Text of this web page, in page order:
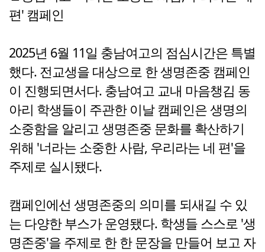
편' 캠페인
2025년 6월 11일 충남여고의 점심시간은 특별
했다. 전교생을 대상으로 한 생명존중 캠페인
이 진행되면서다. 충남여고 교내 마음챙김 동
아리 학생들이 주관한 이날 캠페인은 생명의
소중함을 알리고 생명존중 문화를 확산하기
위해 '너라는 소중한 사람, 우리라는 네 편'을
주제로 실시됐다.
캠페인에선 생명존중의 의미를 되새길 수 있
는 다양한 부스가 운영됐다. 학생들 스스로 '생
명존중'을 주제로 한 한 문장을 만들어 보고 자